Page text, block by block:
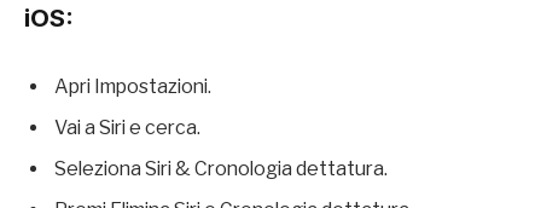
iOS:
Apri Impostazioni.
Vai a Siri e cerca.
Seleziona Siri & Cronologia dettatura.